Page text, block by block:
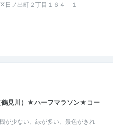
日ノ出町２丁目１６４－１
鶴見川）★ハーフマラソン★コー
が少ない、緑が多い、景色がきれ